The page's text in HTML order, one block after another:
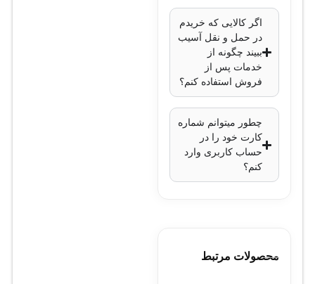
پهنای باند
قابلیت‌های هوش
مصنوعی : تشخیص
حرکت و تحلیل
هوشمند تصاویر
پشتیبانی از PoE
:
بله، امکان تأمین
برق از طریق کابل
شبکه
پورت شبکه: یک
دمای کاری
اگر کالایی که خریدم
در حمل و نقل آسیب
ببیند چگونه از
خدمات پس از
فروش استفاده کنم؟
چطور میتوانم شماره
کارت خود را در
حساب کاربری وارد
کنم؟
محصولات مرتبط